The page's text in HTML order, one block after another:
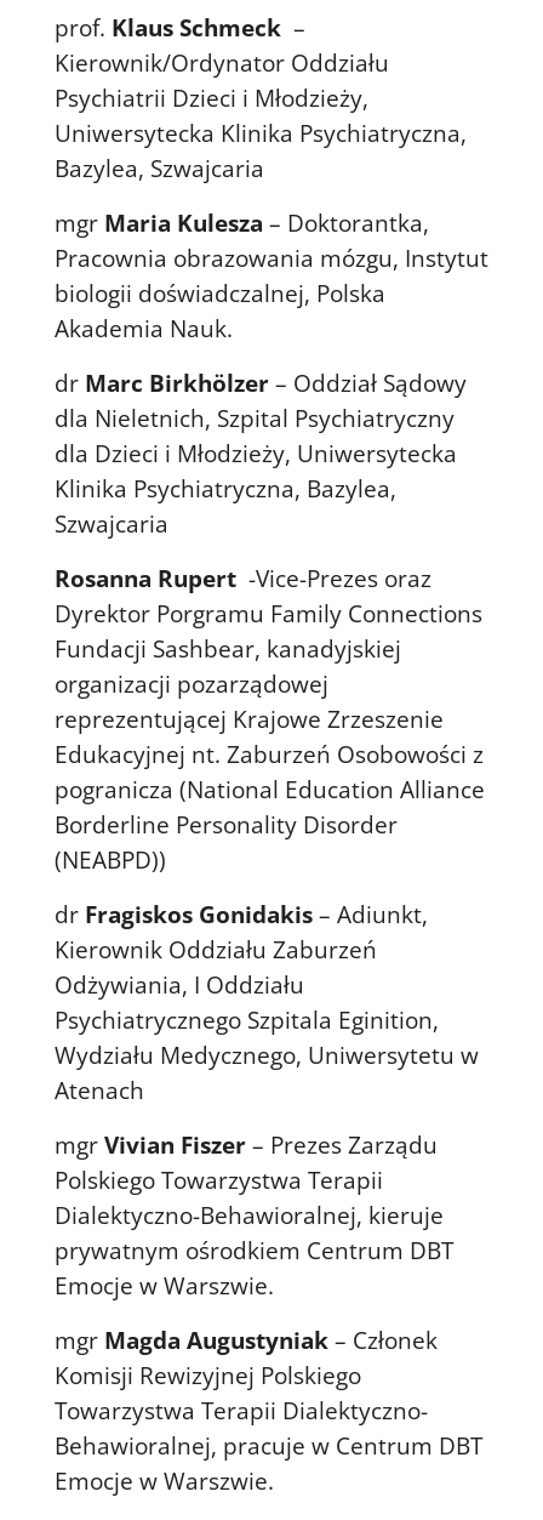
prof. Klaus Schmeck–
Kierownik/Ordynator Oddziału
Psychiatrii Dzieci i Młodzieży,
Uniwersytecka Klinika Psychiatryczna,
Bazylea, Szwajcaria
mgr Maria Kulesza – Doktorantka,
Pracownia obrazowania mózgu, Instytut
biologii doświadczalnej, Polska
Akademia Nauk.
dr Marc Birkhölzer – Oddział Sądowy
dla Nieletnich, Szpital Psychiatryczny
dla Dzieci i Młodzieży, Uniwersytecka
Klinika Psychiatryczna, Bazylea,
Szwajcaria
Rosanna Rupert -Vice-Prezes oraz
Dyrektor Porgramu Family Connections
Fundacji Sashbear, kanadyjskiej
organizacji pozarządowej
reprezentującej Krajowe Zrzeszenie
Edukacyjnej nt. Zaburzeń Osobowości z
pogranicza (National Education Alliance
Borderline Personality Disorder
(NEABPD))
dr Fragiskos Gonidakis– Adiunkt,
Kierownik Oddziału Zaburzeń
Odżywiania, I Oddziału
Psychiatrycznego Szpitala Eginition,
Wydziału Medycznego, Uniwersytetu w
Atenach
mgr Vivian Fiszer – Prezes Zarządu
Polskiego Towarzystwa Terapii
Dialektyczno-Behawioralnej, kieruje
prywatnym ośrodkiem Centrum DBT
Emocje w Warszwie.
mgr Magda Augustyniak – Członek
Komisji Rewizyjnej Polskiego
Towarzystwa Terapii Dialektyczno-
Behawioralnej, pracuje w Centrum DBT
Emocje w Warszwie.